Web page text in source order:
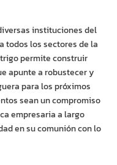
instituciones del
todos los sectores de la
permite construir
apunte a robustecer y
para los próximos
sean un compromiso
empresaria a largo
en su comunión con lo